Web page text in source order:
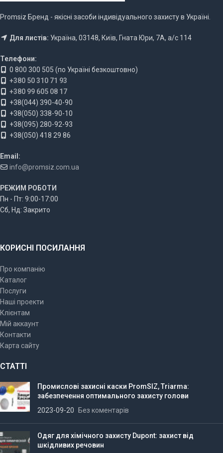
Promsiz Бренд - якісні засоби індивідуального захисту в Україні.
Для листів: Україна, 03148, Київ, Гната Юри, 7А, а/с 114
Телефони:
0 800 300 505 (по Україні безкоштовно)
+380 50 310 71 93
+380 99 605 08 17
+38(044) 390-40-90
+38(050) 338-90-10
+38(095) 280-92-93
+38(050) 418 29 86
Email:
info@promsiz.com.ua
РЕЖИМ РОБОТИ
Пн - Пт: 9:00-17:00
Сб, Нд: Закрито
КОРИСНІ ПОСИЛАННЯ
Про компанію
Каталог
Послуги
Наші проекти
Клієнтам
Мій аккаунт
Контакти
Карта сайту
СТАТТІ
Промислові захисні каски PromSIZ, Triarma:
забезпечення оптимального захисту голови
2023-09-20
Без коментарів
Одяг для хімічного захисту Dupont: захист від
шкідливих речовин